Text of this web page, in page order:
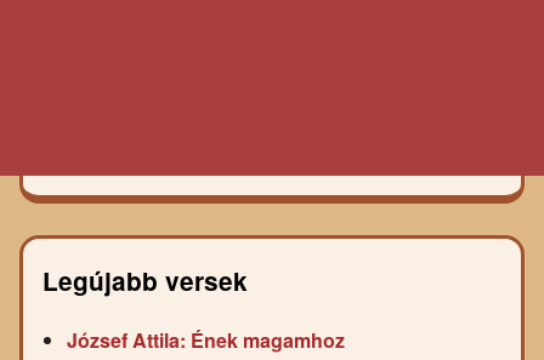
Legújabb versek
József Attila: Ének magamhoz